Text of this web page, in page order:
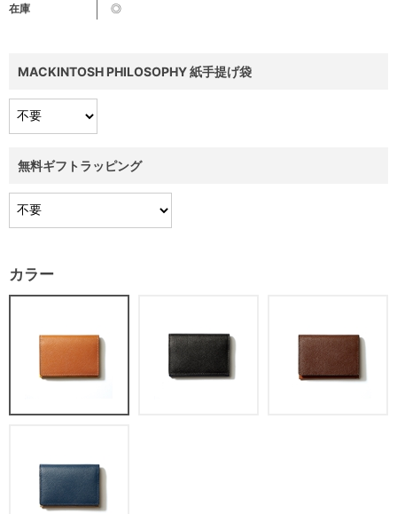
在庫
◎
MACKINTOSH PHILOSOPHY 紙手提げ袋
無料ギフトラッピング
カラー